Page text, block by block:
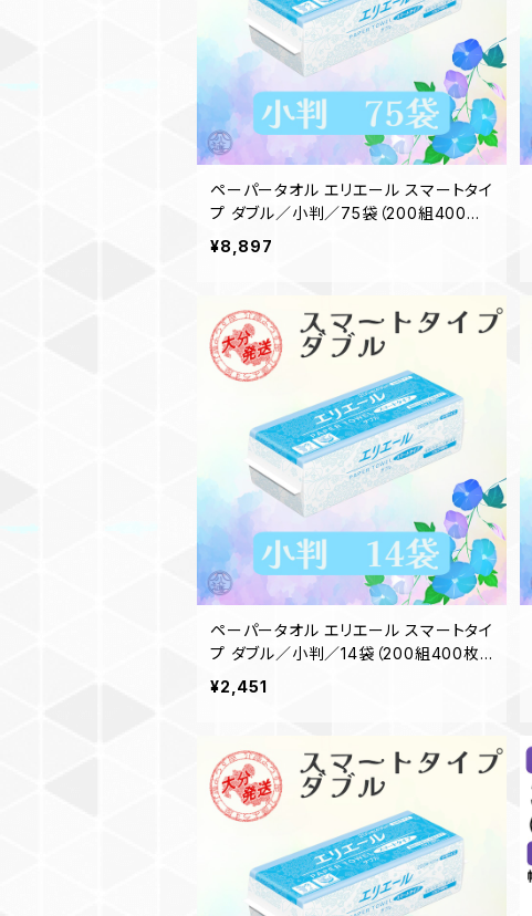
ペーパータオル エリエール スマートタイ
プ ダブル／小判／75袋（200組400枚）
日本製 高品質 お手拭き 業務用 家庭用
お客様用 吸水性 備品 買置き 洗面台 2
¥8,897
ペーパータオル エリエール スマートタイ
プ ダブル／小判／14袋（200組400枚）
日本製 高品質 お手拭き 業務用 家庭用
お客様用 吸水性 備品 買置き 洗面台 2
¥2,451